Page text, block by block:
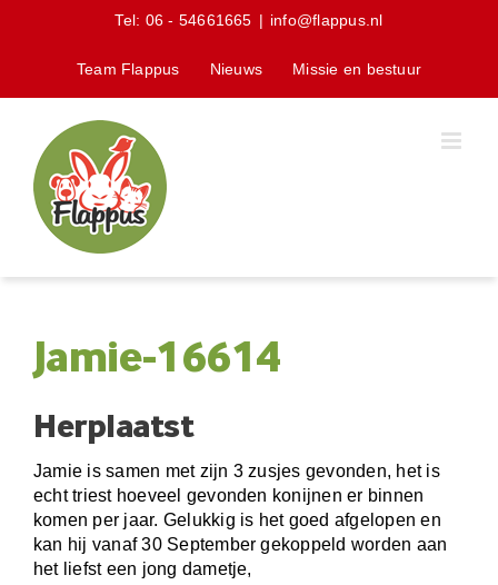
Tel: 06 - 54661665 | info@flappus.nl
Team Flappus Nieuws Missie en bestuur
Jamie-16614
Herplaatst
Jamie is samen met zijn 3 zusjes gevonden, het is
echt triest hoeveel gevonden konijnen er binnen
komen per jaar. Gelukkig is het goed afgelopen en
kan hij vanaf 30 September gekoppeld worden aan
het liefst een jong dametje,